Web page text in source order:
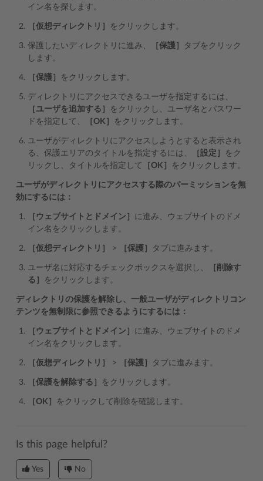
イン名を探します。
［仮想ディレクトリ］ をクリックします。
保護したいディレクトリに進み、 ［保護］
タブをクリック
します。
［保護］ をクリックします。
ディレクトリにアクセスできるユーザを指定するには、
［ユーザを追加する］
をクリックし、ユーザ名とパスワー
ドを指定して、
［OK］ をクリックします。
ユーザがディレクトリにアクセスしようとすると表示され
る、保護エリアのタイトルを指定するには、
［設定］
をク
リックし、タイトルを指定して
［OK］ をクリックします。
ユーザがディレクトリにアクセスする際のパーミッションを無
効にするには：
［ウェブサイトとドメイン］ に進み、ウェブサイトのドメ
イン名をクリックします。
［仮想ディレクトリ］ > ［保護］ タブに進みます。
ユーザ名に対応するチェックボックスを選択し、
［削除す
る］
をクリックします。
ディレクトリの保護を解除し、一般ユーザがディレクトリコン
テンツを無制限に参照できるようにするには：
［ウェブサイトとドメイン］ に進み、ウェブサイトのドメ
イン名をクリックします。
［仮想ディレクトリ］ > ［保護］ タブに進みます。
［保護を解除する］ をクリックします。
［OK］ をクリックして削除を確認します。
Is this page helpful?
Yes No